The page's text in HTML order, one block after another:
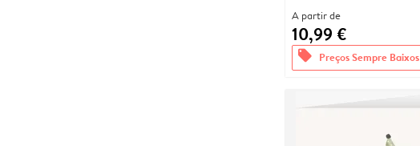
A partir de
10,99 €
offers Preços Sempre Baixos